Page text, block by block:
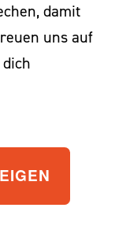
damit
uns auf